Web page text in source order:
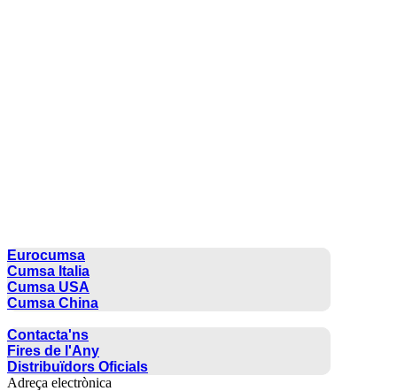
Eurocumsa
Cumsa Italia
Cumsa USA
Cumsa China
Contacta'ns
Fires de l'Any
Distribuïdors Oficials
Adreça electrònica